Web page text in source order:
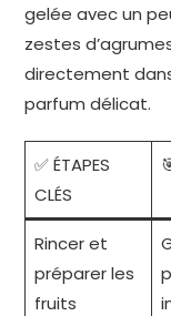
gelée avec un
zestes
directement
parfum délicat.
✅ ÉTAPES
CLÉS
Rincer et
préparer les
fruits